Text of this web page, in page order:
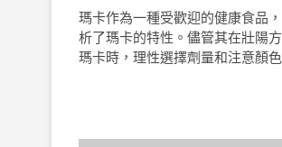
瑪卡作為一種受歡迎的健康食品
析了瑪卡的特性。儘管其在壯陽
瑪卡時，理性選擇劑量和注意顏